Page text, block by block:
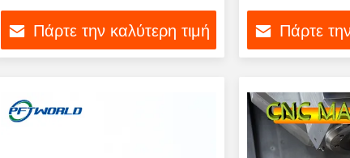
Πάρτε την καλύτερη τιμή Πάρτε